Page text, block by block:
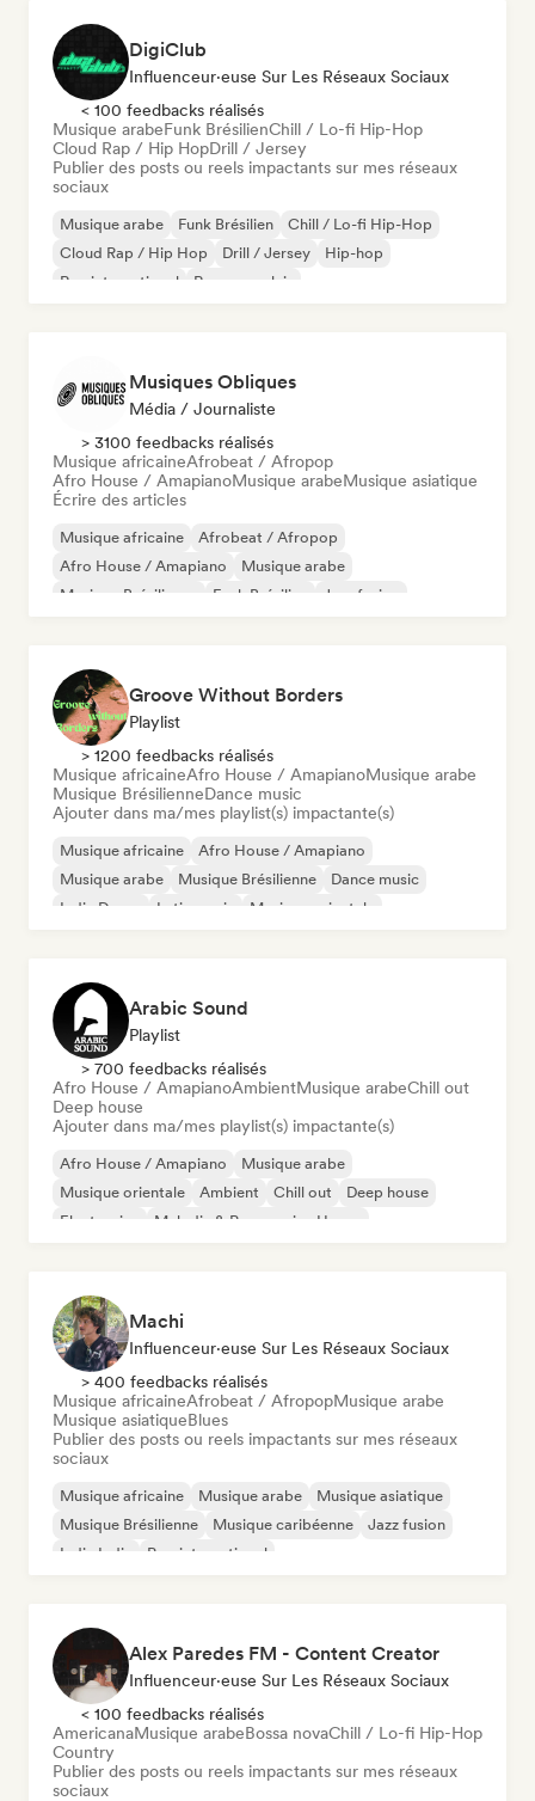
DigiClub
Influenceur·euse Sur Les Réseaux Sociaux
< 100 feedbacks réalisés
Musique arabeFunk BrésilienChill / Lo-fi Hip-Hop
Cloud Rap / Hip HopDrill / Jersey
Publier des posts ou reels impactants sur mes réseaux
sociaux
Musique arabe Funk Brésilien
Chill / Lo-fi Hip-Hop
Cloud Rap / Hip Hop
Drill / Jersey
Hip-hop
Rap international
Rap en anglais
Musiques Obliques
Média / Journaliste
> 3100 feedbacks réalisés
Musique africaineAfrobeat / Afropop
Afro House / AmapianoMusique arabeMusique asiatique
Écrire des articles
Musique africaine
Afrobeat / Afropop
Afro House / Amapiano
Musique arabe
Musique Brésilienne
Funk Brésilien
Jazz fusion
Groove Without Borders
Playlist
> 1200 feedbacks réalisés
Musique africaineAfro House / AmapianoMusique arabe
Musique BrésilienneDance music
Ajouter dans ma/mes playlist(s) impactante(s)
Musique africaine
Afro House / Amapiano
Musique arabe
Musique Brésilienne
Dance music
Indie Dance
Latin music Musique orientale
Arabic Sound
Playlist
> 700 feedbacks réalisés
Afro House / AmapianoAmbientMusique arabeChill out
Deep house
Ajouter dans ma/mes playlist(s) impactante(s)
Afro House / Amapiano
Musique arabe
Musique orientale
Ambient Chill out
Deep house
Electronica
Melodic & Progressive House
Machi
Influenceur·euse Sur Les Réseaux Sociaux
> 400 feedbacks réalisés
Musique africaineAfrobeat / AfropopMusique arabe
Musique asiatiqueBlues
Publier des posts ou reels impactants sur mes réseaux
sociaux
Musique africaine Musique arabe
Musique asiatique
Musique Brésilienne
Musique caribéenne
Jazz fusion
Indie India
Pop international
Alex Paredes FM - Content Creator
Influenceur·euse Sur Les Réseaux Sociaux
< 100 feedbacks réalisés
AmericanaMusique arabeBossa novaChill / Lo-fi Hip-Hop
Country
Publier des posts ou reels impactants sur mes réseaux
sociaux